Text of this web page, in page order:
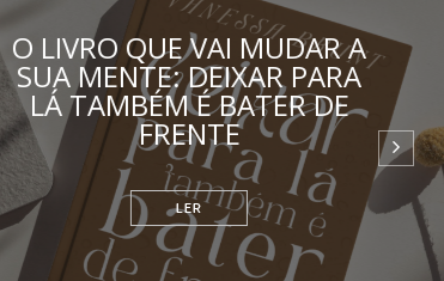
O LIVRO QUE VAI MUDAR A
SUA MENTE: DEIXAR PARA
LÁ TAMBÉM É BATER DE
FRENTE